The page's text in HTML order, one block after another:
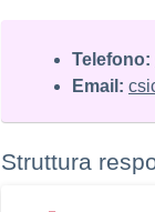
Telefono:
Email:
Struttura